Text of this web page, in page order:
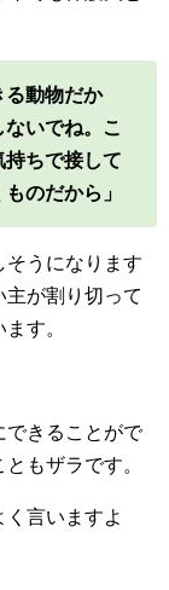
る動物だか
いでね。こ
ちで接して
のだから」
そうになります
が割り切って
す。
できることがで
もザラです。
く言いますよ